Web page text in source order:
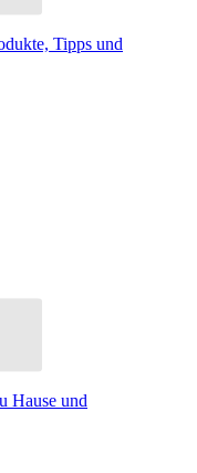
Tipps und
Hause und